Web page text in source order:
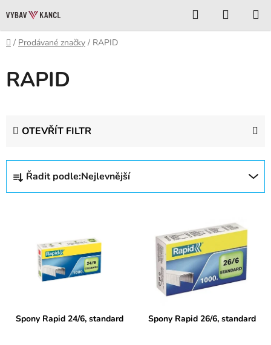
na
obsah
Hledat
KOŠÍK
Domů
/ Prodávané značky / RAPID
RAPID
OTEVŘÍT FILTR
Ř
z
Řadit podle:Nejlevnější
Spony Rapid 24/6, standard Spony Rapid 26/6, standard